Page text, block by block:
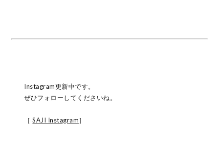
Instagram更新中です。
ぜひフォローしてくださいね。
［SAJI Instagram］